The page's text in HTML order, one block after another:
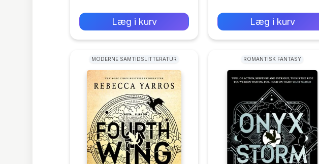
Læg i kurv Læg i kurv
MODERNE SAMTIDSLITTERATUR ROMANTISK FANTASY